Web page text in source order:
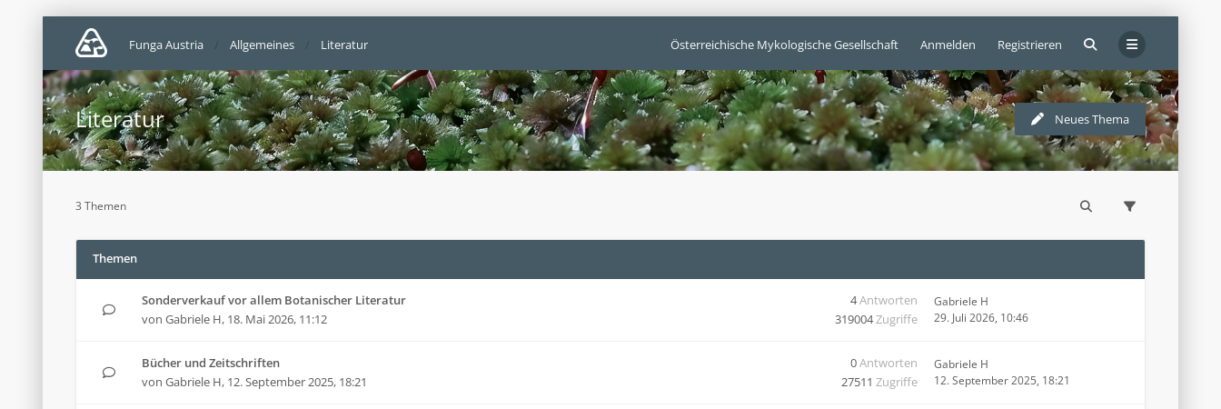
Österreichische Mykologische Gesellschaft Anmelden Registrieren
Funga Austria Allgemeines Literatur
Literatur Neues Thema
3 Themen
Themen
Sonderverkauf vor allem Botanischer Literatur
von Gabriele H, 18. Mai 2026, 11:12
4Antworten
319004Zugriffe
Gabriele H
29. Juli 2026, 10:46
Bücher und Zeitschriften
von Gabriele H, 12. September 2025, 18:21
0Antworten
27511 Zugriffe
Gabriele H
12. September 2025, 18:21